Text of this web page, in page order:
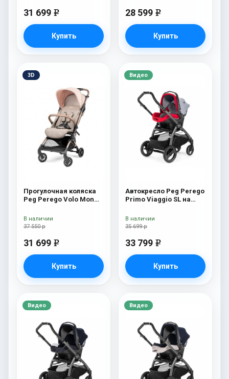
31 699 e
Купить
28 599 e
Купить
3D
Прогулочная коляска
Peg Perego Volo Mon
37 550 р
31 699 e
Купить
В наличии
Видео
Автокресло Peg Perego
Primo Viaggio SL на
White/Black) Tulip
35 699 р
33 799 e
Купить
В наличии
Видео Видео